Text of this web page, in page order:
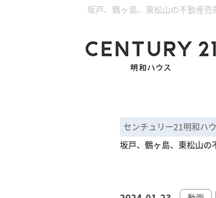
センチュリー21明和ハ
坂戸、鶴ヶ島、東松山の